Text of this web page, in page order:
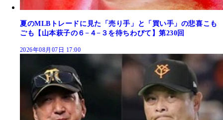
夏のMLBトレードに見た「売り手」と「買い手」の悲喜こも
ごも【山本萩子の６−４−３を待ちわびて】第230回
2026年08月07日 17:00